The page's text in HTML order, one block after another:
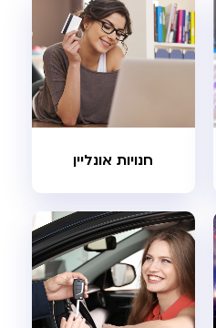
חנויות אונליין